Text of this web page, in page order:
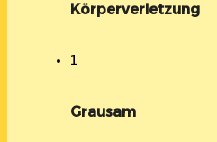
Körperverletzung
1
Grausam